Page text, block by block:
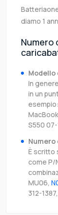
diamo 1
Numero
Modello
In
in un
S550 07-
È scritto
come P/
MU06,
312-